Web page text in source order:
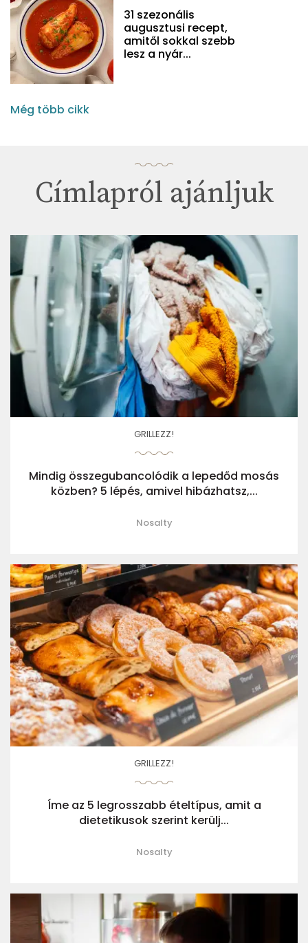
31 szezonális
augusztusi recept,
amitől sokkal szebb
lesz a nyár...
Még több cikk
Címlapról ajánljuk
GRILLEZZ!
Mindig összegubancolódik a lepedőd mosás
közben? 5 lépés, amivel hibázhatsz,...
Nosalty
GRILLEZZ!
Íme az 5 legrosszabb ételtípus, amit a
dietetikusok szerint kerülj...
Nosalty